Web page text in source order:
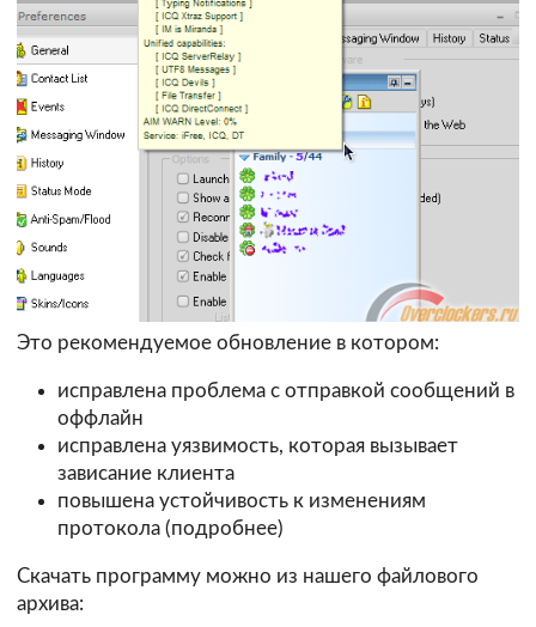
Это рекомендуемое обновление в котором:
исправлена проблема с отправкой сообщений в
оффлайн
исправлена уязвимость, которая вызывает
зависание клиента
повышена устойчивость к изменениям
протокола (подробнее)
Скачать программу можно из нашего файлового
архива: